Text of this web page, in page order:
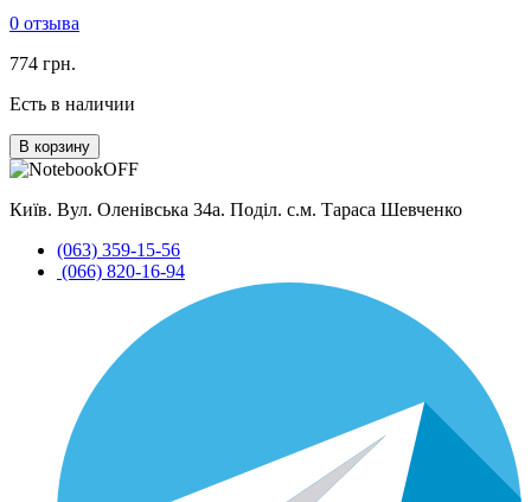
0 отзыва
774 грн.
Есть в наличии
В корзину
Київ. Вул. Оленівська 34а. Поділ. с.м. Тараса Шевченко
(063) 359-15-56
(066) 820-16-94